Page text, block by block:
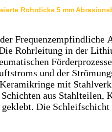
Rohrdicke 5 mm
Frequenzempfindliche
Rohrleitung in der
und der
mit
aus
Die